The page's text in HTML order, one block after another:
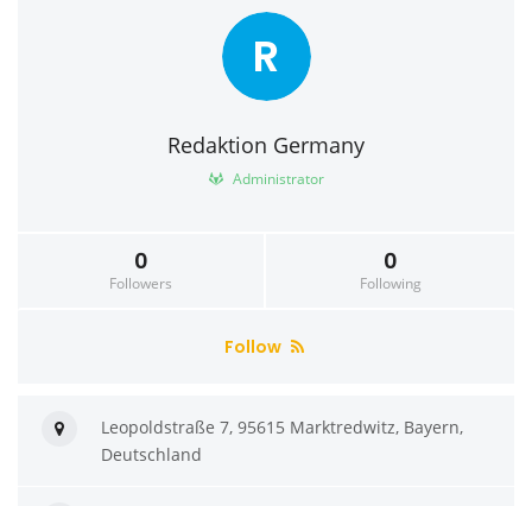
R
Redaktion Germany
Administrator
0
Followers
0
Following
Follow
Leopoldstraße 7, 95615 Marktredwitz, Bayern,
Deutschland